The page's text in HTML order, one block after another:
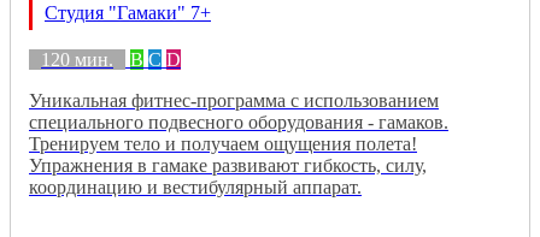
Студия "Гамаки" 7+
120 мин. B C D
Уникальная фитнес-программа с использованием
специального подвесного оборудования - гамаков.
Тренируем тело и получаем ощущения полета!
Упражнения в гамаке развивают гибкость, силу,
координацию и вестибулярный аппарат.